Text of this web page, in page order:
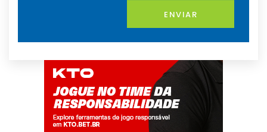
ENVIAR